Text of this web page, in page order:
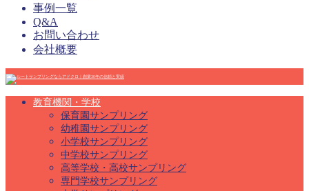
事例一覧
Q&A
お問い合わせ
会社概要
教育機関・学校
保育園サンプリング
幼稚園サンプリング
小学校サンプリング
中学校サンプリング
高等学校・高校サンプリング
専門学校サンプリング